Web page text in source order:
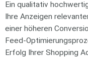
Ein qualitativ
Ihre Anzeigen
einer höheren
Feed-
Erfolg Ihrer Shopping